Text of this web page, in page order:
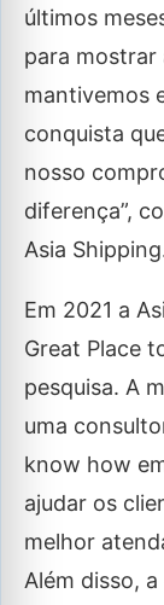
últimos
para mostrar
mantivemos
conquista
nosso
diferença”,
Asia
Em 2021 a
Great Place
pesquisa. A
uma
know how
ajudar os
melhor
Além disso,